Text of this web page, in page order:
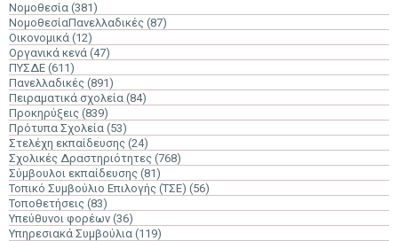
Νομοθεσία (381)
ΝομοθεσίαΠανελλαδικές (87)
Οικονομικά (12)
Οργανικά κενά (47)
ΠΥΣΔΕ (611)
Πανελλαδικές (891)
Πειραματικά σχολεία (84)
Προκηρύξεις (839)
Πρότυπα Σχολεία (53)
Στελέχη εκπαίδευσης (24)
Σχολικές Δραστηριότητες (768)
Σύμβουλοι εκπαίδευσης (81)
Τοπικό Συμβούλιο Επιλογής (ΤΣΕ) (56)
Τοποθετήσεις (83)
Υπεύθυνοι φορέων (36)
Υπηρεσιακά Συμβούλια (119)